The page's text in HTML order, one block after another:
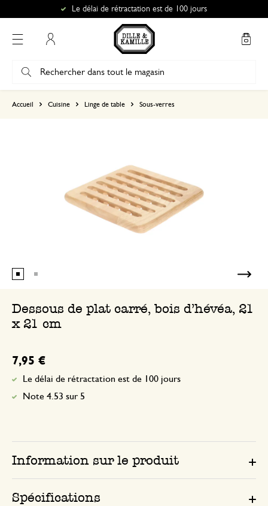
Le délai de rétractation est de 100 jours
Accueil Cuisine Linge de table Sous-verres
Dessous de plat carré, bois d’hévéa, 21
x 21 cm
7,95 €
Le délai de rétractation est de 100 jours
Note 4.53 sur 5
Information sur le produit
Spécifications